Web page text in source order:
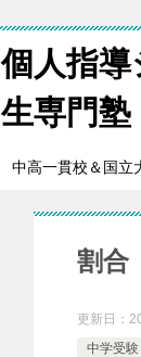
個人指
生専門塾
中高一貫校＆国立
割合
更新日：
中学受験